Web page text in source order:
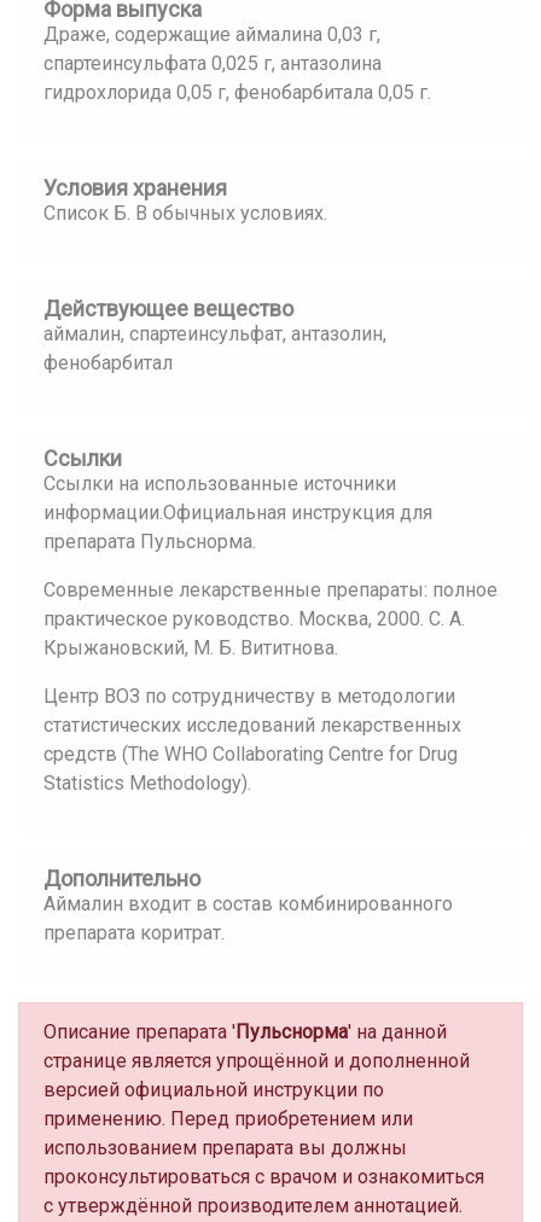
Форма выпуска
Драже, содержащие аймалина 0,03 г,
спартеинсульфата 0,025 г, антазолина
гидрохлорида 0,05 г, фенобарбитала 0,05 г.
Условия хранения
Список Б. В обычных условиях.
Действующее вещество
аймалин, спартеинсульфат, антазолин,
фенобарбитал
Ссылки
Ссылки на использованные источники
информации.Официальная инструкция для
препарата Пульснорма.
Современные лекарственные препараты: полное
практическое руководство. Москва, 2000. С. А.
Крыжановский, М. Б. Вититнова.
Центр ВОЗ по сотрудничеству в методологии
статистических исследований лекарственных
средств (The WHO Collaborating Centre for Drug
Statistics Methodology).
Дополнительно
Аймалин входит в состав комбинированного
препарата коритрат.
Описание препарата 'Пульснорма' на данной
странице является упрощённой и дополненной
версией официальной инструкции по
применению. Перед приобретением или
использованием препарата вы должны
проконсультироваться с врачом и ознакомиться
с утверждённой производителем аннотацией.